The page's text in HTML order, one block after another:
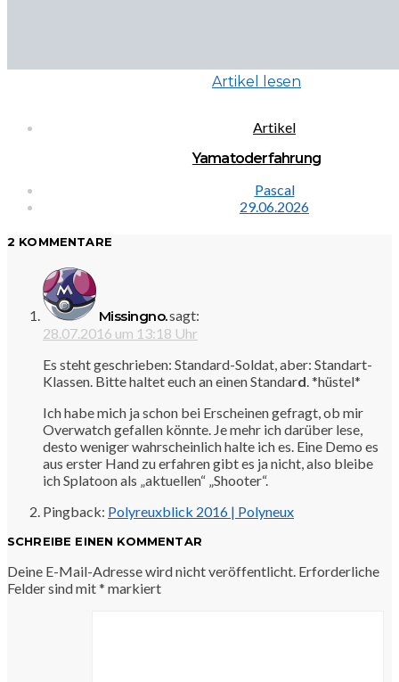
Artikel lesen
Artikel
Yamatoderfahrung
Pascal
29.06.2026
2 KOMMENTARE
Missingno.sagt:
28.07.2016 um 13:18 Uhr
Es steht geschrieben: Standard-Soldat, aber: Standart-
Klassen. Bitte haltet euch an einen Standard. *hüstel*
Ich habe mich ja schon bei Erscheinen gefragt, ob mir
Overwatch gefallen könnte. Je mehr ich darüber lese,
desto weniger wahrscheinlich halte ich es. Eine Demo es
aus erster Hand zu erfahren gibt es ja nicht, also bleibe
ich Splatoon als „aktuellen“ „Shooter“.
Pingback: Polyreuxblick 2016 | Polyneux
SCHREIBE EINEN KOMMENTAR
Deine E-Mail-Adresse wird nicht veröffentlicht. Erforderliche
Felder sind mit* markiert